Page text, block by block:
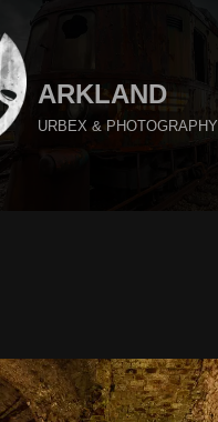
ARKLAND
URBEX & PHOTOGRAPHY